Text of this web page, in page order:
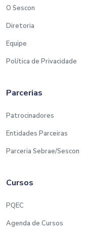
O Sescon
Diretoria
Equipe
Política de Privacidade
Parcerias
Patrocinadores
Entidades Parceiras
Parceria Sebrae/Sescon
Cursos
PQEC
Agenda de Cursos